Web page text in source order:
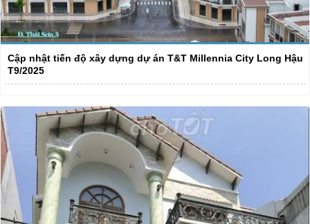
Cập nhật tiến độ xây dựng dự án T&T Millennia City Long Hậu
T9/2025